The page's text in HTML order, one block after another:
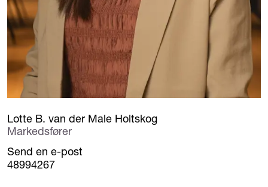
Lotte B. van der Male Holtskog
Markedsfører
Send en e-post
48994267